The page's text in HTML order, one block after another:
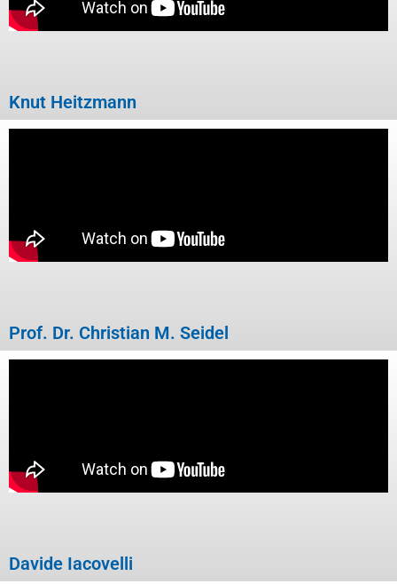
Knut Heitzmann
Prof. Dr. Christian M. Seidel
Davide Iacovelli